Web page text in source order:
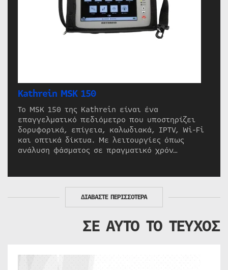
Kathrein MSK 150
Το MSK 150 της Kathrein είναι ένα
επαγγελματικό πεδιόμετρο που υποστηρίζει
δορυφορικά, επίγεια, καλωδιακά, IPTV, Wi-Fi
και οπτικά δίκτυα. Με λειτουργίες όπως
ανάλυση φάσματος σε πραγματικό χρόν…
ΔΙΑΒΑΣΤΕ ΠΕΡΙΣΣΟΤΕΡΑ
ΣΕ ΑΥΤΟ ΤΟ ΤΕΥΧΟΣ